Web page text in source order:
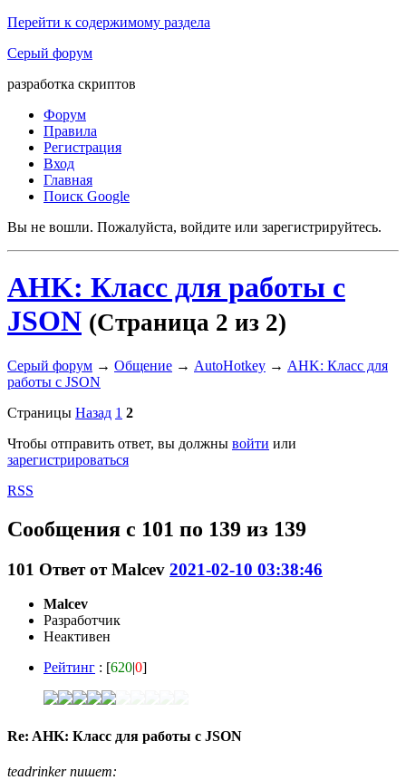
Перейти к содержимому раздела
Серый форум
разработка скриптов
Форум
Правила
Регистрация
Вход
Главная
Поиск Google
Вы не вошли. Пожалуйста, войдите или зарегистрируйтесь.
AHK: Класс для работы с
JSON (Страница 2 из 2)
Серый форум → Общение → AutoHotkey → AHK: Класс для
работы с JSON
Страницы Назад 1 2
Чтобы отправить ответ, вы должны войти или
зарегистрироваться
RSS
Сообщения с 101 по 139 из 139
101 Ответ отMalcev 2021-02-10 03:38:46
Malcev
Разработчик
Неактивен
Рейтинг : [620|0]
Re: AHK: Класс для работы с JSON
teadrinker пишет: